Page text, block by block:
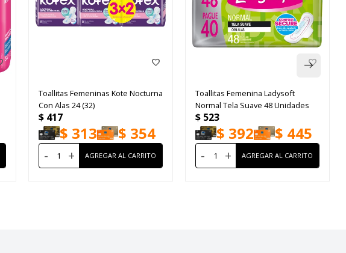
Toallitas Femeninas Kote Nocturna
Con Alas 24 (32)
$ 417
$ 313 $ 354
- +
Toallitas Femenina Ladysoft
Normal Tela Suave 48 Unidades
$ 523
$ 392 $ 445
- +